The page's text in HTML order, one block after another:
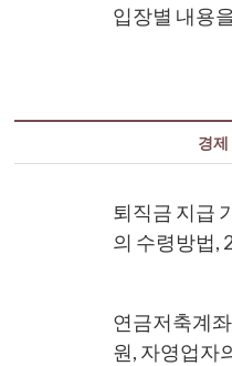
입장별 내용
경
퇴직금 지급
의 수령방법,
연금저축계
원, 자영업자